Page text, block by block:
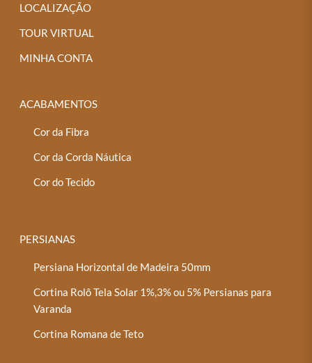
LOCALIZAÇÃO
TOUR VIRTUAL
MINHA CONTA
ACABAMENTOS
Cor da Fibra
Cor da Corda Náutica
Cor do Tecido
PERSIANAS
Persiana Horizontal de Madeira 50mm
Cortina Rolô Tela Solar 1%,3% ou 5% Persianas para
Varanda
Cortina Romana de Teto